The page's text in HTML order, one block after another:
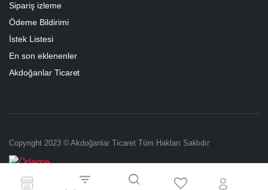
Sipariş izleme
Ödeme Bildirimi
İstek Listesi
En son eklenenler
Akdoğanlar Ticaret
Copyright 2023 © Akdoğanlar Ticaret Tüm Hakları Saklıdır